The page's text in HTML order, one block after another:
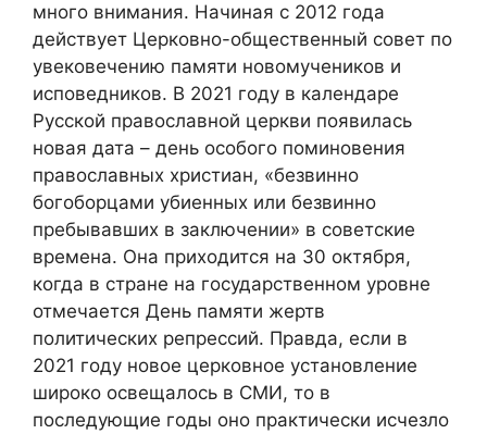
много внимания. Начиная с 2012 года
действует Церковно-общественный совет по
увековечению памяти новомучеников и
исповедников. В 2021 году в календаре
Русской православной церкви появилась
новая дата – день особого поминовения
православных христиан, «безвинно
богоборцами убиенных или безвинно
пребывавших в заключении» в советские
времена. Она приходится на 30 октября,
когда в стране на государственном уровне
отмечается День памяти жертв
политических репрессий. Правда, если в
2021 году новое церковное установление
широко освещалось в СМИ, то в
последующие годы оно практически исчезло